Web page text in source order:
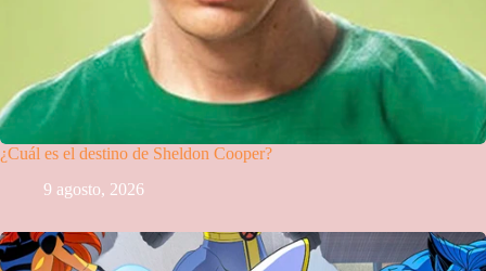
¿Cuál es el destino de Sheldon Cooper?
9 agosto, 2026